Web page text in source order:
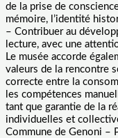
de la prise de
mémoire, l’identité
– Contribuer au
lecture, avec une
Le musée accorde
valeurs de la rencontre
correcte entre la
les compétences
tant que garantie de la
individuelles et
Commune de Genoni –